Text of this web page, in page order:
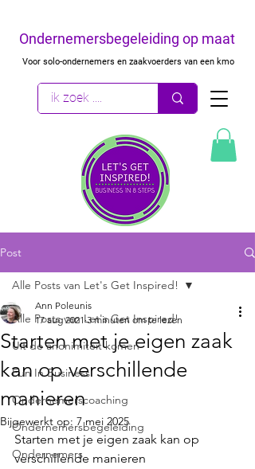
Ondernemersbegeleiding op maat
Voor solo-ondernemers en zaakvoerders van een kmo
Post
Alle Posts van Let's Get Inspired!
Uit de anonimiteit komen
Fun In Business
Ondernemerscoaching
Ondernemersbegeleiding
Ondernemers
Alle Posts van Let's Get Inspired!
Starten met je eigen zaak
kan op verschillende
manieren
Ann Poleunis
17 aug 2021 3 minuten om te lezen
Bijgewerkt op: 7 mei 2025
Starten met je eigen zaak kan op
verschillende manieren